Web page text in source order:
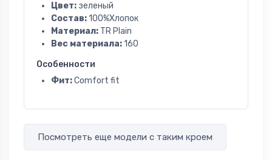
Цвет: зеленый
Состав:100%Хлопок
Материал: TR Plain
Вес материала:160
Особенности
Фит:Comfort fit
Посмотреть еще модели с таким кроем